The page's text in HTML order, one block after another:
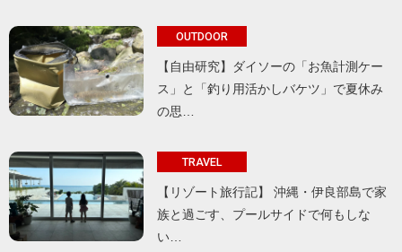
OUTDOOR
【自由研究】ダイソーの「お魚計測ケー
ス」と「釣り用活かしバケツ」で夏休み
の思…
TRAVEL
【リゾート旅行記】 沖縄・伊良部島で家
族と過ごす、プールサイドで何もしな
い…